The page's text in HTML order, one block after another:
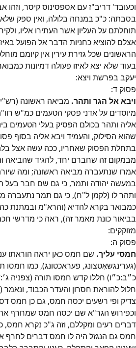
וכעובד' דריב"ז עם אספסינוס קיסר,
בסבתה: כ"כ במנחה בלולה, ואין ספק
תוחלתם על העליון אשר העתירו אליו,
אצלם להוציא כחניות הדבר אל הפועל
הראשונים שכל גזירת עירין אין קיומם
בעוד שלא יצא לאיזו פעולה דמיונות
יעקב בפרשת ויצא:
פסוק ד:
ויבא אל הגר ותהר. מביאה ראשונה
מיוסדים על אדני פסקי הטעמים כמ"ש
אליה ותהר בכולם הפסיק בעלי הטעמים
שהוא הסילוק, והעמיד ויבא אליה בסוף
בתחלת הפסוק שאחריו, ככה עשה אצל
מבמקום זה שחברם יחד, להגיד שהביאה
אמרו שנתעברה מביאה ראשונה; ומה
במעשה יהודה ותמר, כי גם שם חבר בעל
ותהר לו (לקמן ל"ח), כי גם תמר נתעברה
כמבואר בקרא להדיא (והרא"מ ובמתנת
בביאור כונת מאמר זה), ראה כי מדרשי
מזוקקים:
פסוק ה:
חמסי עליך. שם חמס כאן יראה הוראתו
(גערינגשאֶטצונג, פעראכטונג), כמו חמסו
כ״ב:כ״ו) חללו קדש חמסו תורה (צפניה
חלול להוראת חסרון והעדר הכבוד,
צדיק ופי רשעים יכסה חמס, גם כן חמס
וכפירוש הגר"א שם יכסה חמס שמחרף
דברים רעים ומקללם, וזה ג"כ נקרא חמס,
חמס גם הנגזל היה לו חמס דברים לחרף